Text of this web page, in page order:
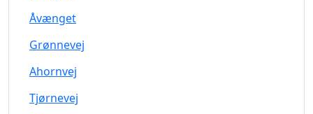
Åvænget
Grønnevej
Ahornvej
Tjørnevej